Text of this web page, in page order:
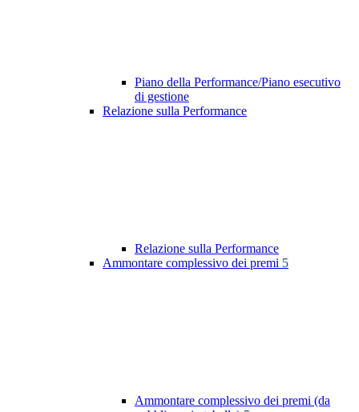
Piano della Performance/Piano esecutivo
di gestione
Relazione sulla Performance
Relazione sulla Performance
Ammontare complessivo dei premi 5
Ammontare complessivo dei premi (da